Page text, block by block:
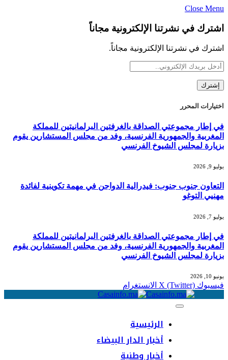
Close Menu
اشترك في نشرتنا الإلكترونية مجاناً
اشترك في نشرتنا الإلكترونية مجاناً.
اختيارات المحرر
في إطار مجموعتي الصداقة بالغرفتين البرلمانيتين للمملكة
المغربية والجمهورية الفرنسية، وفد من مجلس المستشارين يقوم
بزيارة لمجلس الشيوخ الفرنسي
يوليو 9, 2026
التعاون جنوب جنوب: فيدرالية الدواجن في مهمة تكوينية لفائدة
مهنيي التوغو
يوليو 7, 2026
في إطار مجموعتي الصداقة بالغرفتين البرلمانيتين للمملكة
المغربية والجمهورية الفرنسية، وفد من مجلس المستشارين يقوم
بزيارة لمجلس الشيوخ الفرنسي
يونيو 10, 2026
فيسبوك X (Twitter) الانستغرام
الرئيسية
أخبار الدار البيضاء
أخبار وطنية